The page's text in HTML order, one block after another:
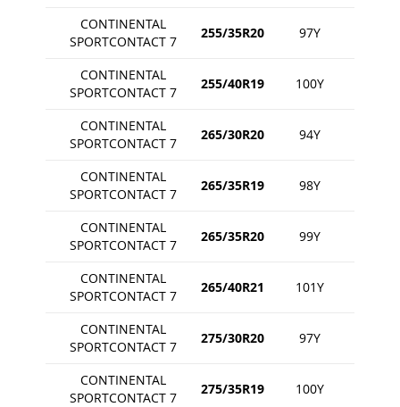
CONTINENTAL
SPORTCONTACT 7
255/35R20 97Y
CONTINENTAL
SPORTCONTACT 7
255/40R19 100Y
CONTINENTAL
SPORTCONTACT 7
265/30R20 94Y
CONTINENTAL
SPORTCONTACT 7
265/35R19 98Y
CONTINENTAL
SPORTCONTACT 7
265/35R20 99Y
CONTINENTAL
SPORTCONTACT 7
265/40R21 101Y
CONTINENTAL
SPORTCONTACT 7
275/30R20 97Y
CONTINENTAL
SPORTCONTACT 7
275/35R19 100Y